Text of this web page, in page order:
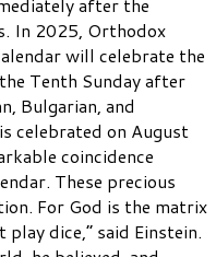
In 2025, Orthodox
will celebrate the
Tenth Sunday after
Bulgarian, and
celebrated on August
coincidence
These precious
For God is the matrix
dice,” said Einstein.